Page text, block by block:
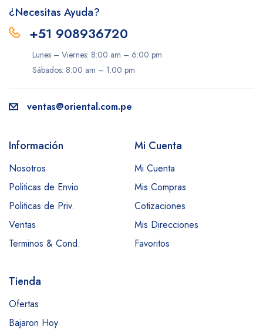
¿Necesitas Ayuda?
+51 908936720
Lunes – Viernes: 8:00 am – 6:00 pm
Sábados: 8:00 am – 1:00 pm
ventas@oriental.com.pe
Información
Nosotros
Politicas de Envio
Politicas de Priv.
Ventas
Terminos & Cond.
Mi Cuenta
Mi Cuenta
Mis Compras
Cotizaciones
Mis Direcciones
Favoritos
Tienda
Ofertas
Bajaron Hoy